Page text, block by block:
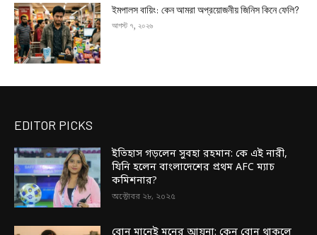
ইমপালস বায়িং: কেন আমরা অপ্রয়োজনীয় জিনিস কিনে ফেলি?
আগস্ট ৭, ২০২৬
EDITOR PICKS
ইতিহাস গড়লেন সুবহা রহমান: কে এই নারী,
যিনি হলেন বাংলাদেশের প্রথম AFC ম্যাচ
কমিশনার?
অক্টোবর ২৮, ২০২৫